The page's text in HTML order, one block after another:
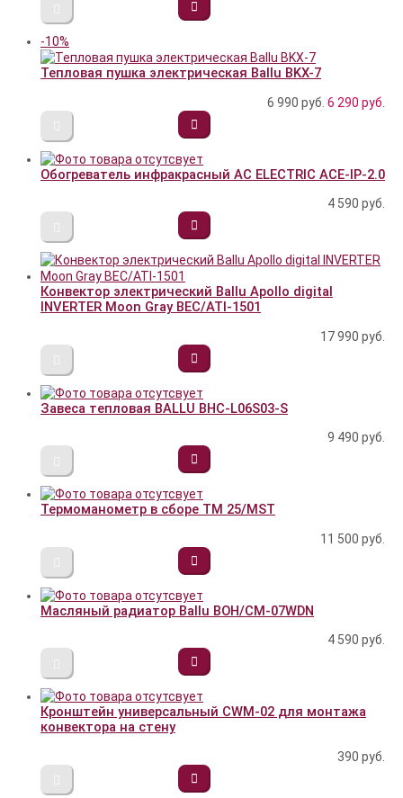
-10%
Тепловая пушка электрическая Ballu BKX-7
6 990 руб. 6 290 руб.
Обогреватель инфракрасный AC ELECTRIC ACE-IP-2.0
4 590 руб.
Конвектор электрический Ballu Apollo digital
INVERTER Moon Gray BEC/ATI-1501
17 990 руб.
Завеса тепловая BALLU BHC-L06S03-S
9 490 руб.
Термоманометр в сборе TM 25/MST
11 500 руб.
Масляный радиатор Ballu BOH/CM-07WDN
4 590 руб.
Кронштейн универсальный CWM-02 для монтажа
конвектора на стену
390 руб.